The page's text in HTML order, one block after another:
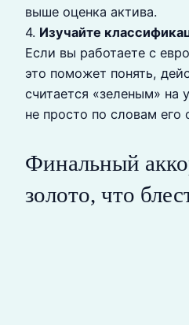
выше оценка актива.
4. Изучайте
Если вы работаете с
это поможет понять,
считается «зеленым» на
не просто по словам его
Финальный
золото, что